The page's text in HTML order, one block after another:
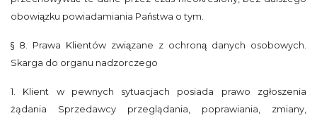
obowiązku powiadamiania Państwa o tym.
§ 8. Prawa Klientów związane z ochroną danych osobowych.
Skarga do organu nadzorczego
1. Klient w pewnych sytuacjach posiada prawo zgłoszenia
żądania Sprzedawcy przeglądania, poprawiania, zmiany,